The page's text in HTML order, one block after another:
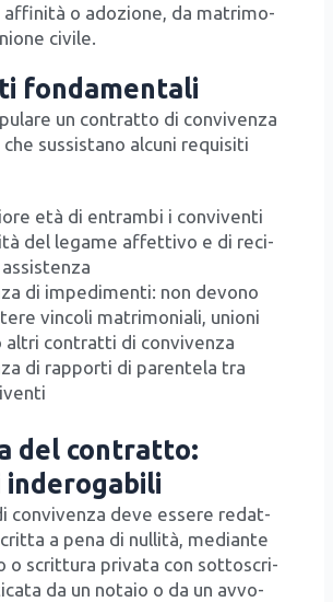
affi­ni­tà o ado­zio­ne, da matri­mo­
civi­le.
fondamentali
un con­trat­to di con­vi­ven­za
sus­si­sta­no alcu­ni requi­si­ti
età di entram­bi i con­vi­ven­ti
del lega­me affet­ti­vo e di reci­
di impe­di­men­ti: non devo­no
vin­co­li matri­mo­nia­li, unio­ni
altri con­trat­ti di con­vi­ven­za
di rap­por­ti di paren­te­la tra
del contratto:
inderogabili
con­vi­ven­za deve esse­re redat­
a pena di nul­li­tà, median­te
o scrit­tu­ra pri­va­ta con sot­to­scri­
da un nota­io o da un avvo­